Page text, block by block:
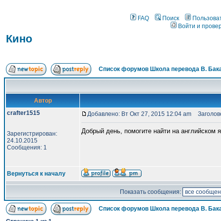
FAQ Поиск
Войти и
Кино
Список форумов Школа перевода В.
Автор
crafter1515
Зарегистрирован:
24.10.2015
Сообщения: 1
Добавлено: Вт Окт 27, 2015 12:04 am
Добрый день, помогите найти на
Вернуться к началу
Показать сообщения:
Список форумов Школа перевода В.